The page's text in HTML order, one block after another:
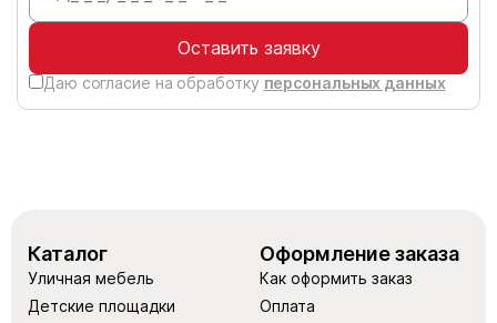
Оставить заявку
Даю согласие на обработку персональных данных
Каталог
Уличная мебель
Детские площадки
Оформление заказа
Как оформить заказ
Оплата